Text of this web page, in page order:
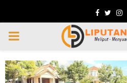
PRIMARY
MENU